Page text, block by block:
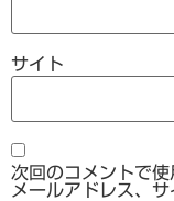
サイト
次回のコメントで使
メールアドレス、サ